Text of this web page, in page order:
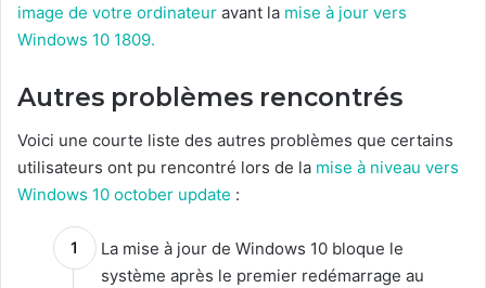
image de votre ordinateur avant la mise à jour vers
Windows 10 1809.
Autres problèmes rencontrés
Voici une courte liste des autres problèmes que certains
utilisateurs ont pu rencontré lors de la mise à niveau vers
Windows 10 october update :
La mise à jour de Windows 10 bloque le
système après le premier redémarrage au